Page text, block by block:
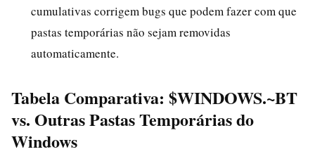
cumulativas corrigem bugs que podem fazer com que
pastas temporárias não sejam removidas
automaticamente.
Tabela Comparativa: $WINDOWS.~BT
vs. Outras Pastas Temporárias do
Windows